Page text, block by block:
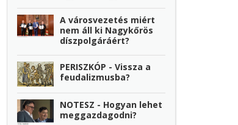
A városvezetés miért
nem áll ki Nagykőrös
díszpolgáráért?
PERISZKÓP - Vissza a
feudalizmusba?
NOTESZ - Hogyan lehet
meggazdagodni?